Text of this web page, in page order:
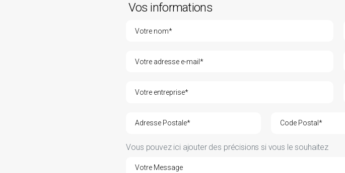
Vos informations
Vous pouvez ici ajouter des précisions si vous le souhaitez